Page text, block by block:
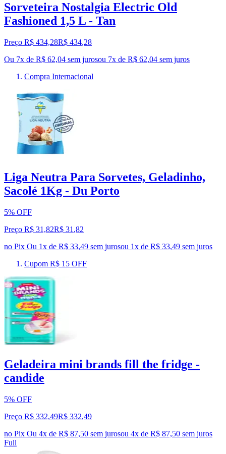
Sorveteira Nostalgia Electric Old
Fashioned 1,5 L - Tan
Preço R$ 434,28R$ 434,28
Ou 7x de R$ 62,04 sem jurosou 7x de R$ 62,04 sem juros
Compra Internacional
Liga Neutra Para Sorvetes, Geladinho,
Sacolé 1Kg - Du Porto
5% OFF
Preço R$ 31,82R$ 31 ,82
no Pix Ou 1x de R$ 33,49 sem jurosou 1x de R$ 33,49 sem juros
Cupom R$ 15 OFF
Geladeira mini brands fill the fridge -
candide
5% OFF
Preço R$ 332,49R$ 332,49
no Pix Ou 4x de R$ 87,50 sem jurosou 4x de R$ 87,50 sem juros
Full